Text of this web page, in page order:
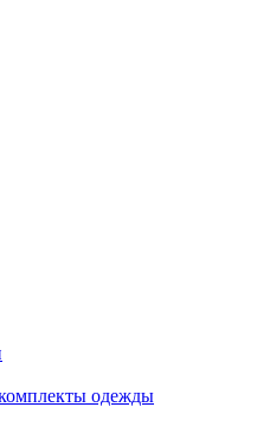
одежды